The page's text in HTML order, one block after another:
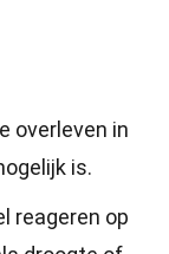
overleven in
is.
reageren op